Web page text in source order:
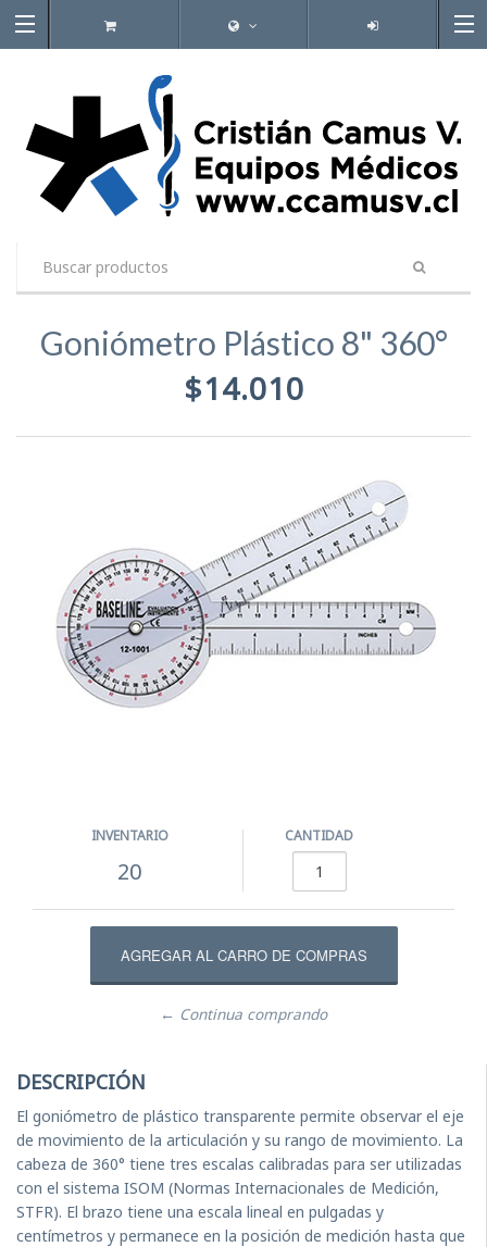
Goniómetro Plástico 8" 360°
$14.010
INVENTARIO
20
CANTIDAD
← Continua comprando
DESCRIPCIÓN
El goniómetro de plástico transparente permite observar el eje
de movimiento de la articulación y su rango de movimiento. La
cabeza de 360° tiene tres escalas calibradas para ser utilizadas
con el sistema ISOM (Normas Internacionales de Medición,
STFR). El brazo tiene una escala lineal en pulgadas y
centímetros y permanece en la posición de medición hasta que